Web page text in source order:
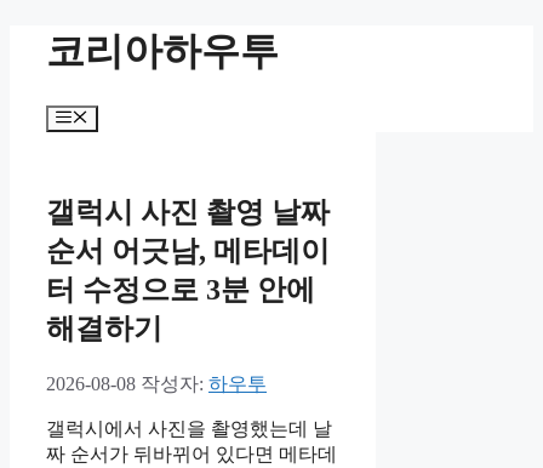
코리아하우투
메
갤럭시 사진 촬영 날짜
순서 어긋남, 메타데이
터 수정으로 3분 안에
해결하기
2026-08-08 작성자: 하우투
갤럭시에서 사진을 촬영했는데 날
짜 순서가 뒤바뀌어 있다면 메타데